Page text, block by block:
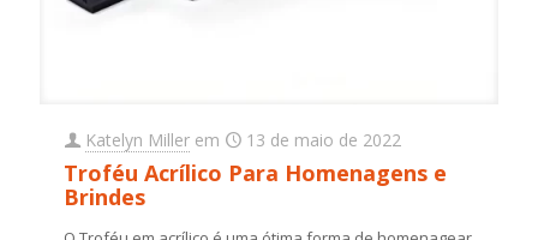
Katelyn Miller em 13 de maio de 2022
Troféu Acrílico Para Homenagens e
Brindes